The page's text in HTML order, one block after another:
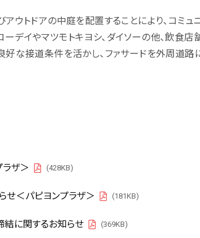
トドアの中庭を配置することにより、コミュ
イやマツモトキヨシ、ダイソーの他、飲食
好な接道条件を活かし、ファサードを外周道
ザ＞ PDF
(428KB)
せ＜パピヨンプラザ＞ PDF
(181KB)
に関するお知らせ PDF
(369KB)